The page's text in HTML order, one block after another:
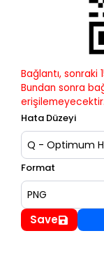
Bağlantı, sonraki
Bundan sonra
erişilemeyecektir.
Hata Düzeyi
Format
Save